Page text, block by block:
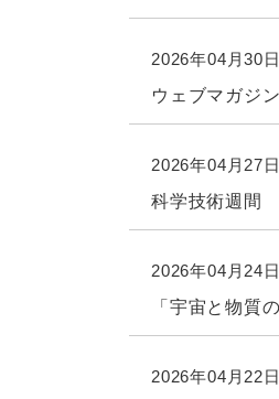
2026年04月30日
ウェブマガジ
2026年04月27日
科学技術週間
2026年04月24日
「宇宙と物質
2026年04月22日